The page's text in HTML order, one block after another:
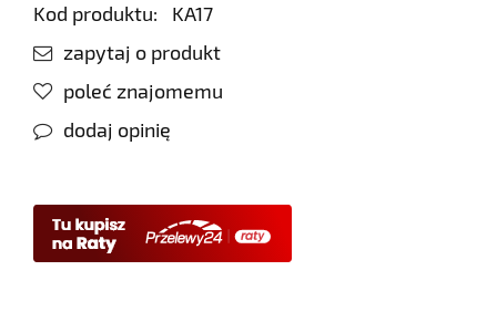
Kod produktu:
KA17
zapytaj o produkt
poleć znajomemu
dodaj opinię